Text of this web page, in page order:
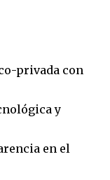
privada con
y
en el